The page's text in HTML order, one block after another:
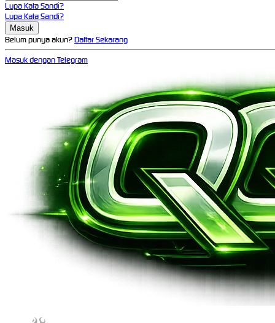
Lupa Kata Sandi?
Lupa Kata Sandi?
Belum punya akun?Daftar Sekarang
Masuk dengan Telegram